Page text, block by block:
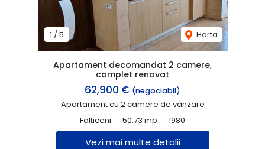
1 / 5 Harta
Apartament decomandat 2 camere,
complet renovat
62,900 € (negociabil)
Apartament cu 2 camere de vânzare
Falticeni
50.73 mp 1980
Vezi mai multe detalii